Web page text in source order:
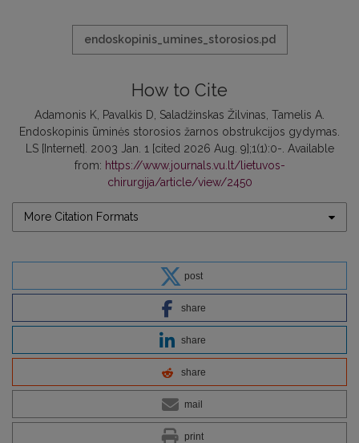
endoskopinis_umines_storosios.pd
How to Cite
Adamonis K, Pavalkis D, Saladžinskas Žilvinas, Tamelis A.
Endoskopinis ūminės storosios žarnos obstrukcijos gydymas.
LS [Internet]. 2003 Jan. 1 [cited 2026 Aug. 9];1(1):0-. Available
from: https://www.journals.vu.lt/lietuvos-
chirurgija/article/view/2450
More Citation Formats
post
share
share
share
mail
print